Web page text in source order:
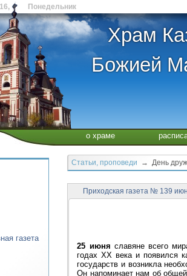
Понедельник
Храм
Божией
о храме
газета
Статьи, проповеди → День
Приходская газета № 139
25 июня славяне всего
годах XX века и появился
государств и возникла
Он напоминает нам об